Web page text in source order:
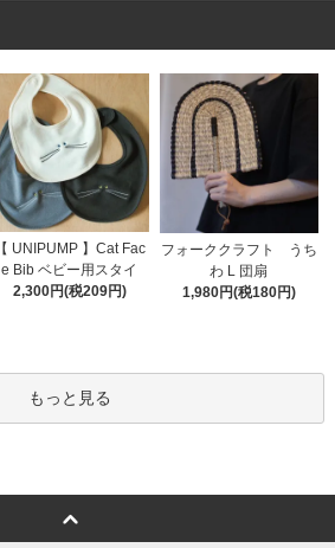
【 UNIPUMP 】Cat Fac
e Bib ベビー用スタイ
2,300円(税209円)
フォーククラフト うち
わ L 団扇
1,980円(税180円)
もっと見る